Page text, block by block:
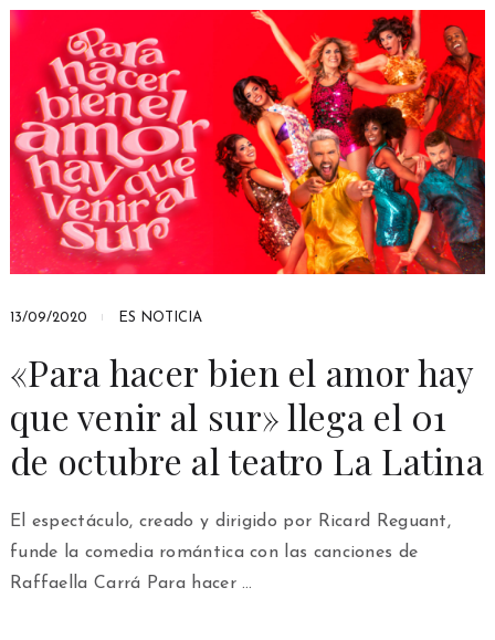
13/09/2020 ES NOTICIA
«Para hacer bien el amor hay
que venir al sur» llega el 01
de octubre al teatro La Latina
El espectáculo, creado y dirigido por Ricard Reguant,
funde la comedia romántica con las canciones de
Raffaella Carrá Para hacer …